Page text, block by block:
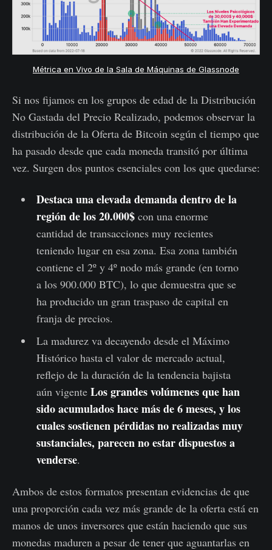
Métrica en Vivo de la Sala de Máquinas de Glassnode
Si nos fijamos en los grupos de edad de la Distribución
No Gastada del Precio Realizado, podemos observar la
distribución de la Oferta de Bitcoin según el tiempo que
ha pasado desde que cada moneda transitó por última
vez. Surgen dos puntos esenciales con los que quedarse:
Destaca una elevada demanda dentro de la
región de los 20.000$con una enorme
cantidad de transacciones muy recientes
teniendo lugar en esa zona. Esa zona también
contiene el 2º y 4º nodo más grande (en torno
a los 900.000 BTC), lo que demuestra que se
ha producido un gran traspaso de capital en
franja de precios.
La madurez va decayendo desde el Máximo
Histórico hasta el valor de mercado actual,
reflejo de la duración de la tendencia bajista
aún vigente Los grandes volúmenes que han
sido acumulados hace más de 6 meses, y los
cuales sostienen pérdidas no realizadas muy
sustanciales, parecen no estar dispuestos a
venderse.
Ambos de estos formatos presentan evidencias de que
una proporción cada vez más grande de la oferta está en
manos de unos inversores que están haciendo que sus
monedas maduren a pesar de tener que aguantarlas en